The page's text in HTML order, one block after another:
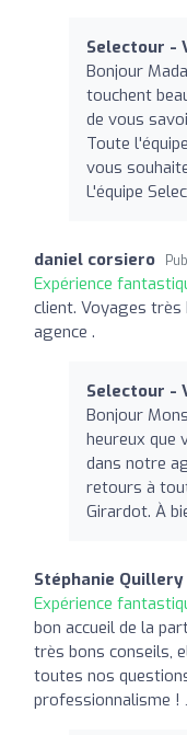
Selectour -
Bonjour
touchent
de vous
Toute
vous
L'équipe
daniel corsiero
Expérience
client. Voyages très
agence .
Selectour -
Bonjour
heureux que
dans notre
retours à
Girardot. À
Stéphanie Quillery
Expérience
bon accueil de la
très bons conseils,
toutes nos
professionnalisme !